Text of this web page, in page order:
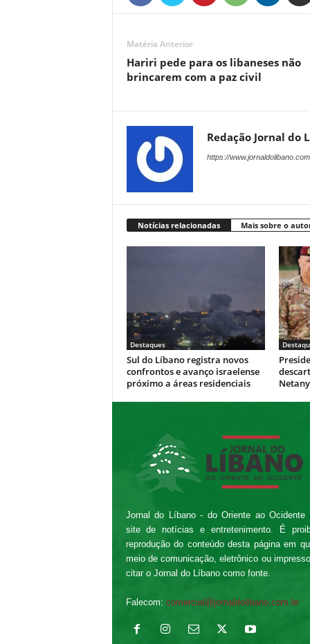
Matéria Anterior
Hariri pede para os libaneses não
brincarem com a paz civil
Redação Jornal do
https://
Notícias relacionadas Mais sobre o
Destaques
Sul do Líbano registra novos
confrontos e avanço israelense
próximo a áreas residenciais
Jornal do Líbano - do Oriente ao Ocidente
site de notícias e entretenimento. É
reprodução do conteúdo desta página em
meio de comunicação, eletrônico ou
citar o Jornal do Líbano como fonte.
Falecom: comercial@jornaldolibano.com.br